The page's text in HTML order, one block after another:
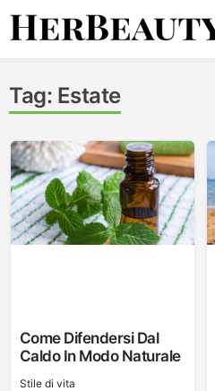
Skip
Tag: Estate
Come Difendersi Dal
Caldo In Modo Naturale
Stile di vita